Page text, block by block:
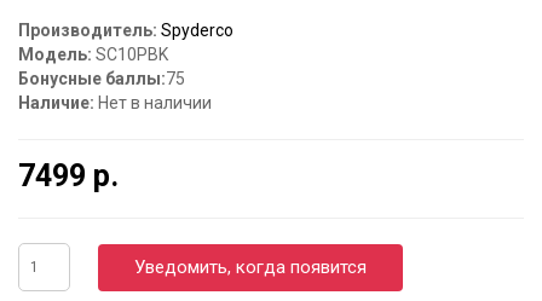
Производитель: Spyderco
Модель: SC10PBK
Бонусные баллы:75
Наличие: Нет в наличии
7499 р.
Уведомить, когда появится